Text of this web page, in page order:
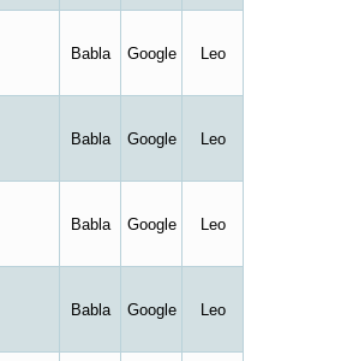
Babla Google Leo
Babla Google Leo
Babla Google Leo
Babla Google Leo